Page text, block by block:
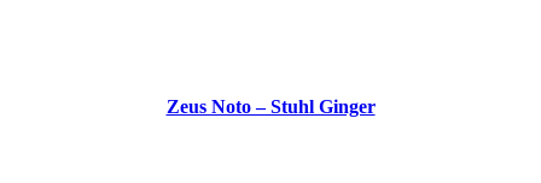
Zeus Noto – Stuhl Ginger